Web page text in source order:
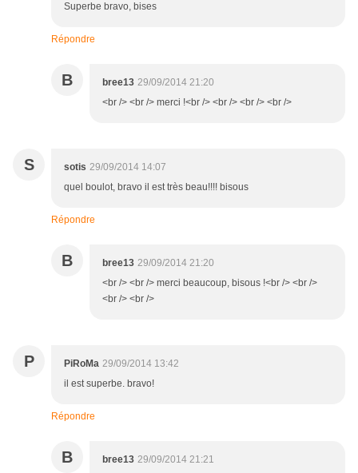
Superbe bravo, bises
Répondre
B bree13 29/09/2014 21:20
<br /> <br /> merci !<br /> <br /> <br /> <br />
S sotis 29/09/2014 14:07
quel boulot, bravo il est très beau!!!! bisous
Répondre
B bree13 29/09/2014 21:20
<br /> <br /> merci beaucoup, bisous !<br /> <br />
<br /> <br />
P PiRoMa 29/09/2014 13:42
il est superbe. bravo!
Répondre
B bree13 29/09/2014 21:21